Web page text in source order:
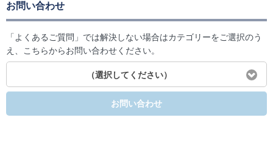
お問い合わせ
「よくあるご質問」では解決しない場合はカテゴリーをご選択のう
え、こちらからお問い合わせください。
（選択してください）
お問い合わせ